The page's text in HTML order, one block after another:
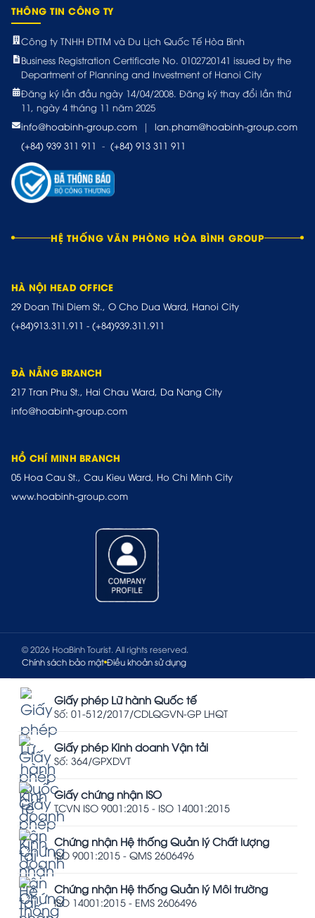
THÔNG TIN CÔNG TY
Công ty TNHH ĐTTM và Du Lịch Quốc Tế Hòa Bình
Business Registration Certificate No. 0102720141 issued by the
Department of Planning and Investment of Hanoi City
Đăng ký lần đầu ngày 14/04/2008. Đăng ký thay đổi lần thứ
11, ngày 4 tháng 11 năm 2025
info@hoabinh-group.com
|
lan.pham@hoabinh-group.com
(+84) 939 311 911 - (+84) 913 311 911
HỆ THỐNG VĂN PHÒNG HÒA BÌNH GROUP
HÀ NỘI HEAD OFFICE
29 Doan Thi Diem St., O Cho Dua Ward, Hanoi City
(+84)913.311.911 - (+84)939.311.911
ĐÀ NẴNG BRANCH
217 Tran Phu St., Hai Chau Ward, Da Nang City
info@hoabinh-group.com
HỒ CHÍ MINH BRANCH
05 Hoa Cau St., Cau Kieu Ward, Ho Chi Minh City
www.hoabinh-group.com
© 2026 HoaBinh Tourist. All rights reserved.
Chính sách bảo mật Điều khoản sử dụng
Giấy phép Lữ hành Quốc tế
Số: 01-512/2017/CDLQGVN-GP LHQT
Giấy phép Kinh doanh Vận tải
Số: 364/GPXDVT
Giấy chứng nhận ISO
TCVN ISO 9001:2015 - ISO 14001:2015
Chứng nhận Hệ thống Quản lý Chất lượng
ISO 9001:2015 - QMS 2606496
Chứng nhận Hệ thống Quản lý Môi trường
ISO 14001:2015 - EMS 2606496